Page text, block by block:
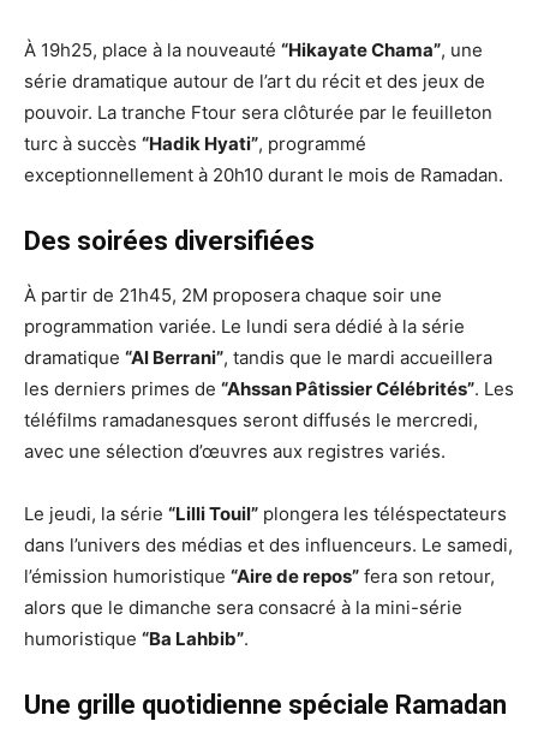
À 19h25, place à la nouveauté “Hikayate Chama”, une
série dramatique autour de l’art du récit et des jeux de
pouvoir. La tranche Ftour sera clôturée par le feuilleton
turc à succès “Hadik Hyati”, programmé
exceptionnellement à 20h10 durant le mois de Ramadan.
Des soirées diversifiées
À partir de 21h45, 2M proposera chaque soir une
programmation variée. Le lundi sera dédié à la série
dramatique “Al Berrani”, tandis que le mardi accueillera
les derniers primes de “Ahssan Pâtissier Célébrités”. Les
téléfilms ramadanesques seront diffusés le mercredi,
avec une sélection d’œuvres aux registres variés.
Le jeudi, la série “Lilli Touil” plongera les téléspectateurs
dans l’univers des médias et des influenceurs. Le samedi,
l’émission humoristique “Aire de repos” fera son retour,
alors que le dimanche sera consacré à la mini-série
humoristique “Ba Lahbib”.
Une grille quotidienne spéciale Ramadan